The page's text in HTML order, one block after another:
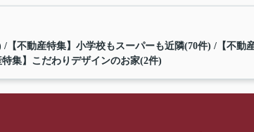
【不動産特集】小学校もスーパーも近隣(70件)
【不動
特集】こだわりデザインのお家(2件)